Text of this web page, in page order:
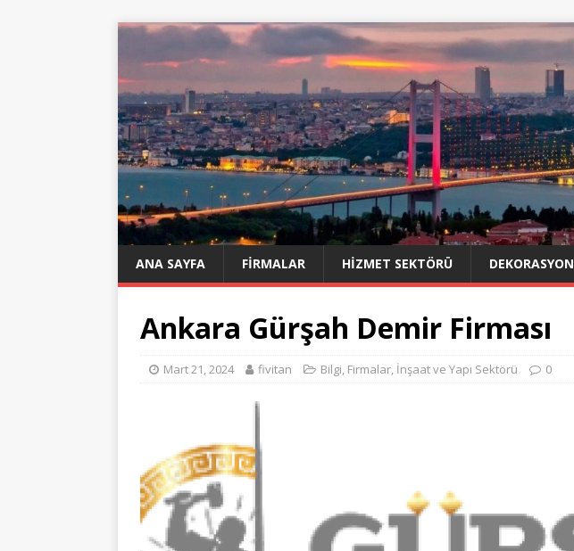
ANA SAYFA FIRMALAR HIZMET SEKTÖRÜ DEKORASYON
Ankara Gürşah Demir Firması
Mart 21, 2024 fivitan Bilgi, Firmalar, İnşaat ve Yapı Sektörü 0